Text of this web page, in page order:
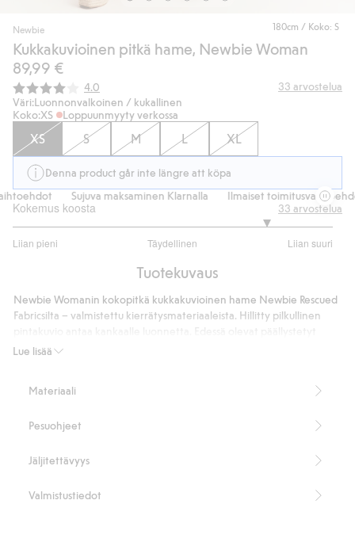
180cm / Koko: S
Newbie
Kukkakuvioinen pitkä hame, Newbie Woman
89,99 €
Keskimääräinen luokitus:
4.0 33 arvostelua
Väri:Luonnonvalkoinen / kukallinen
Koko:XS Loppuunmyyty verkossa
XS S M L XL
Denna product går inte längre att köpa
Sujuva maksaminen Klarnalla Ilmaiset
Kokemus koosta
Liian pieni Täydellinen Liian suuri
/
ääneen
33 arvostelua
Tuotekuvaus
Lue lisää
Newbie Womanin kokopitkä kukkakuvioinen hame Newbie Rescued
Fabricsilta – valmistettu kierrätysmateriaaleista. Hillitty pilkullinen
napit ja takana vyötäröllä oleva resorinauha yhdistävät muodon ja
Hameen pituus: 97,5 cm koossa S.
Pelastamme ylijääneet Newbie-kankaat luodaksemme uusia
100 % Livaeco by Birla Cellulose™ -viskoosikuitua.
Materiaali
Pesuohjeet
Jäljitettävyys
Valmistustiedot